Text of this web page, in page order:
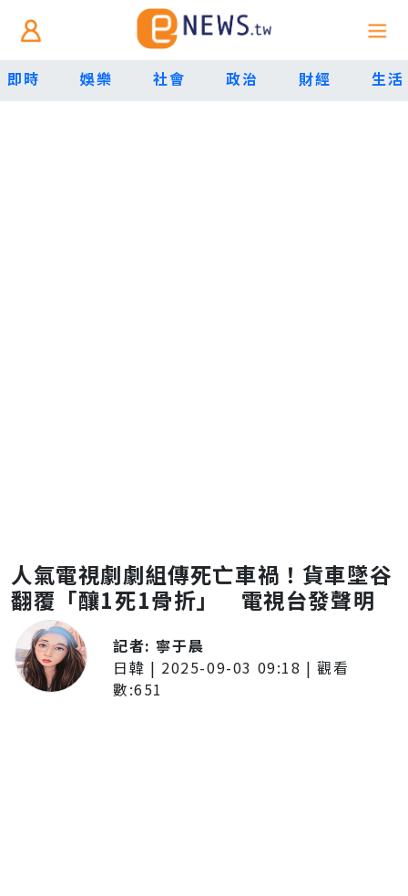
即時 娛樂 社會 政治 財經 生活
人氣電視劇劇組傳死亡車禍！貨車墜谷
翻覆「釀1死1骨折」 電視台發聲明
記者: 寧于晨
日韓 | 2025-09-03 09:18 | 觀看
數:651